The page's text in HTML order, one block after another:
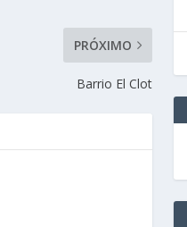
PRÓXIMO
Barrio El Clot